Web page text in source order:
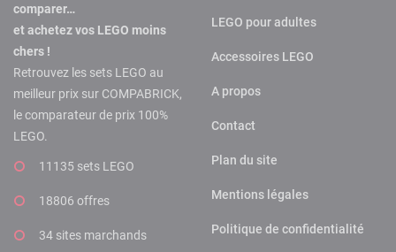
comparer…
et achetez vos LEGO moins
chers !
Retrouvez les sets LEGO au
meilleur prix sur COMPABRICK,
le comparateur de prix 100%
LEGO.
11135 sets LEGO
18806 offres
34 sites marchands
LEGO pour adultes
Accessoires LEGO
A propos
Contact
Plan du site
Mentions légales
Politique de confidentialité